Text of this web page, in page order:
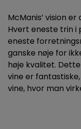
McManis’ vision
Hvert eneste trin i
eneste
ganske nøje for
høje kvalitet.
vine er
vine, hvor man